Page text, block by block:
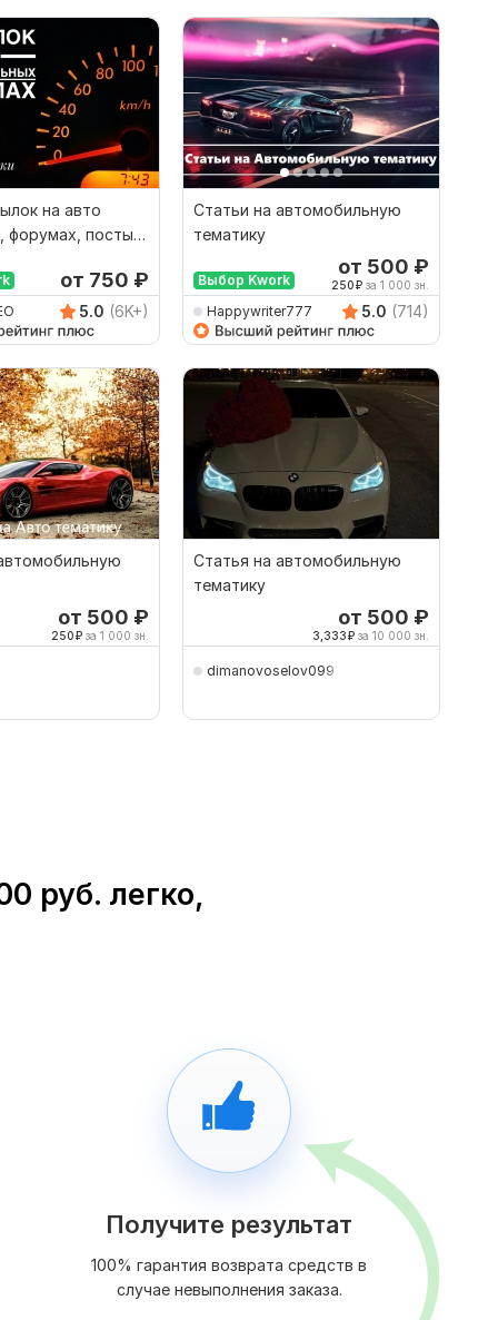
на авто
форумах, посты в
от 750 ₽
5.0 (6K+)
Статьи на автомобильную
тематику
Выбор Kwork
от 500 ₽
250₽ за 1 000 зн.
Happywriter777 5.0 (714)
от 500 ₽
250₽ за 1 000 зн.
Статья на автомобильную
тематику
от 500 ₽
3,333₽ за 10 000 зн.
dimanovoselov099
руб. легко,
Получите результат
100% гарантия возврата средств в
случае невыполнения заказа.